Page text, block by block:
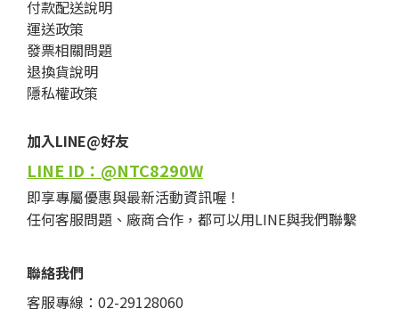
付款配送說明
運送政策
發票相關問題
退換貨說明
隱私權政策
加入LINE@好友
LINE ID：@NTC8290W
即享專屬優惠與最新活動資訊喔！
任何客服問題、廠商合作，都可以用LINE與我們聯繫
聯絡我們
客服專線：02-29128060